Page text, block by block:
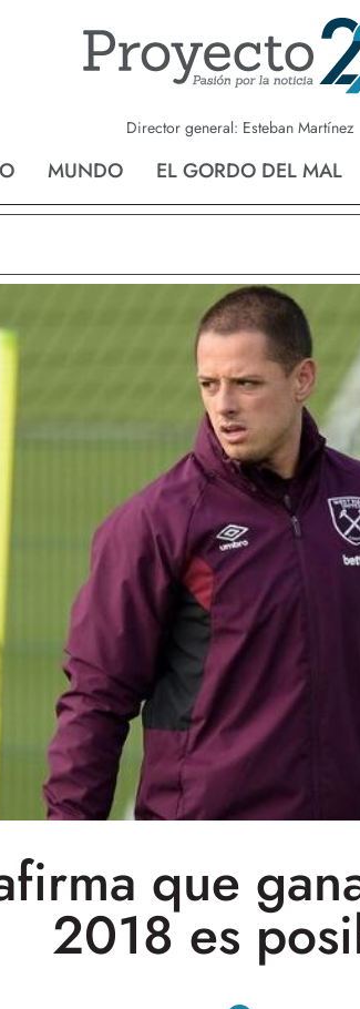
Director general: Esteban Martínez
MUNDO EL GORDO DEL MAL
Reynosa Nvo.
que
2018 es